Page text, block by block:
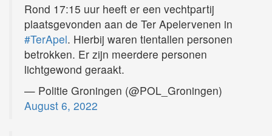
Rond 17:15 uur heeft er een vechtpartij
plaatsgevonden aan de Ter Apelervenen in
#TerApel. Hierbij waren tientallen personen
betrokken. Er zijn meerdere personen
lichtgewond geraakt.
— Politie Groningen (@POL_Groningen)
August 6, 2022